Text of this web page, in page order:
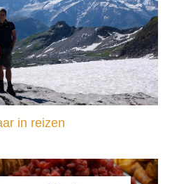
in reizen